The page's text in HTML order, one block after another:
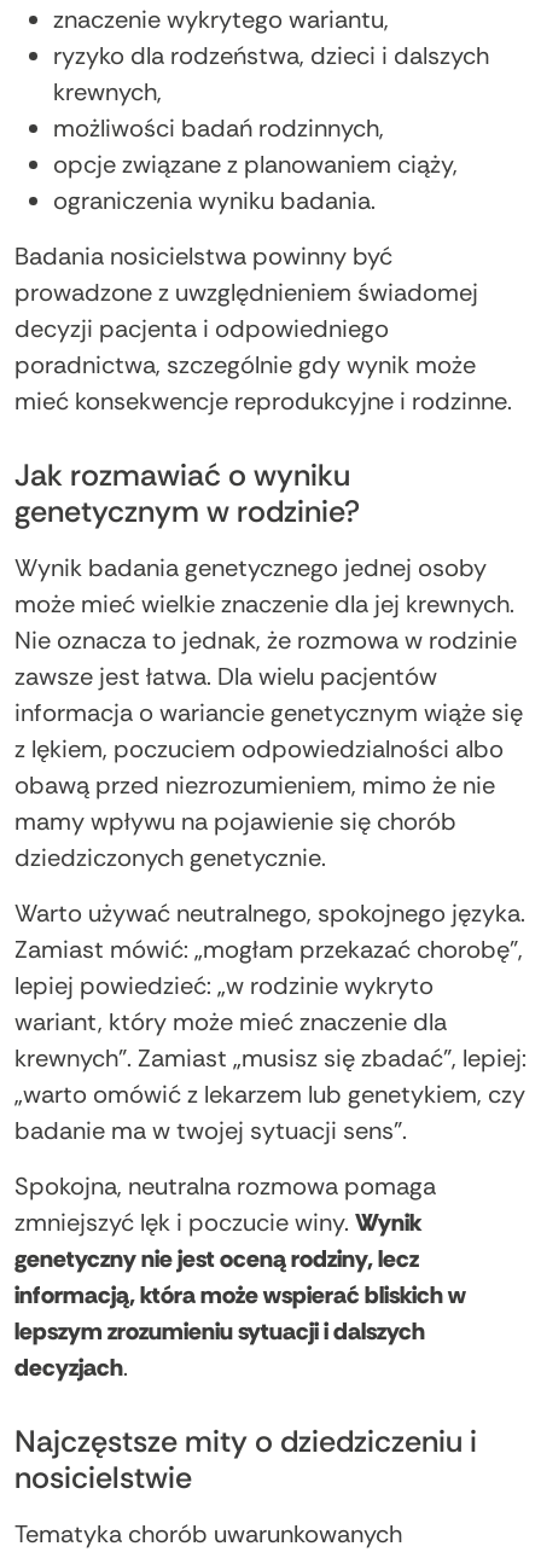
znaczenie wykrytego wariantu,
ryzyko dla rodzeństwa, dzieci i dalszych
krewnych,
możliwości badań rodzinnych,
opcje związane z planowaniem ciąży,
ograniczenia wyniku badania.
Badania nosicielstwa powinny być
prowadzone z uwzględnieniem świadomej
decyzji pacjenta i odpowiedniego
poradnictwa, szczególnie gdy wynik może
mieć konsekwencje reprodukcyjne i rodzinne.
Jak rozmawiać o wyniku
genetycznym w rodzinie?
Wynik badania genetycznego jednej osoby
może mieć wielkie znaczenie dla jej krewnych.
Nie oznacza to jednak, że rozmowa w rodzinie
zawsze jest łatwa. Dla wielu pacjentów
informacja o wariancie genetycznym wiąże się
z lękiem, poczuciem odpowiedzialności albo
obawą przed niezrozumieniem, mimo że nie
mamy wpływu na pojawienie się chorób
dziedziczonych genetycznie.
Warto używać neutralnego, spokojnego języka.
Zamiast mówić: „mogłam przekazać chorobę”,
lepiej powiedzieć: „w rodzinie wykryto
wariant, który może mieć znaczenie dla
krewnych”. Zamiast „musisz się zbadać”, lepiej:
„warto omówić z lekarzem lub genetykiem, czy
badanie ma w twojej sytuacji sens”.
Spokojna, neutralna rozmowa pomaga
zmniejszyć lęk i poczucie winy. Wynik
genetyczny nie jest oceną rodziny, lecz
informacją, która może wspierać bliskich w
lepszym zrozumieniu sytuacji i dalszych
decyzjach.
Najczęstsze mity o dziedziczeniu i
nosicielstwie
Tematyka chorób uwarunkowanych